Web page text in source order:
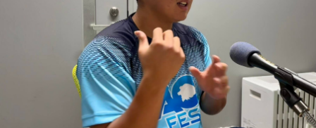
■出演：田村淳、砂山圭大郎（文化放送アナウンサー）
■提供：全日本葬祭業協同組合連合会（全葬連）
藤木：決勝トーナメントの相手がブラジルに決まった際、塩
貝選手の言葉が切り取られて話題になったというか、ブラジ
ルにちょっと火をつけてしまった部分もあるのかなと思った
福田：そうですね。塩貝選手に悪意はなかったと思います
し、素直に自分の気持ちを言っただけなのですが、それをブ
ラジルサイドがうまく切り取って、結果的に彼らのモチベー